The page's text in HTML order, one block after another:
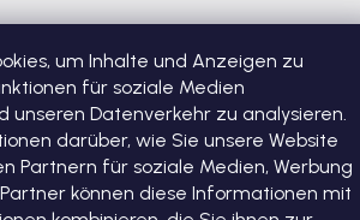
um Inhalte und Anzeigen zu
für soziale Medien
unseren Datenverkehr zu analysieren.
darüber, wie Sie unsere Website
Partnern für soziale Medien, Werbung
können diese Informationen mit
Premium
. Alle Rechte vorbehalten. Cookie-